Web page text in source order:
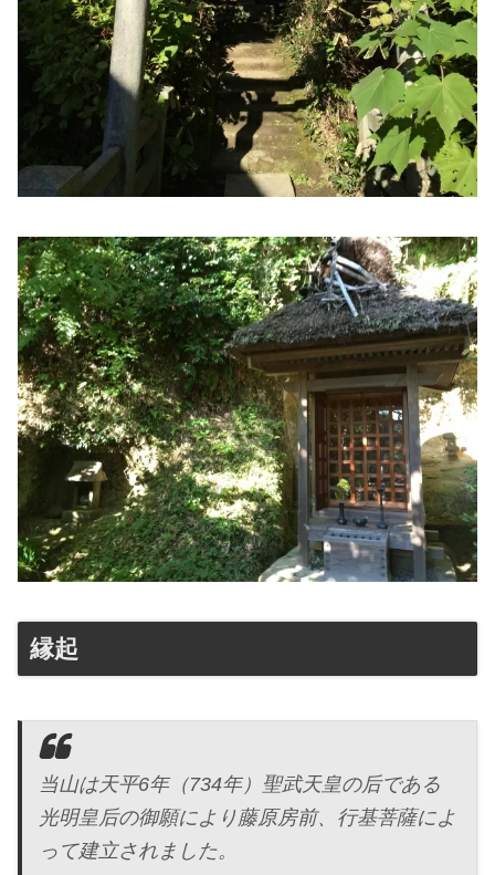
縁起
当山は天平6年（734年）聖武天皇の后である
光明皇后の御願により藤原房前、行基菩薩によ
って建立されました。